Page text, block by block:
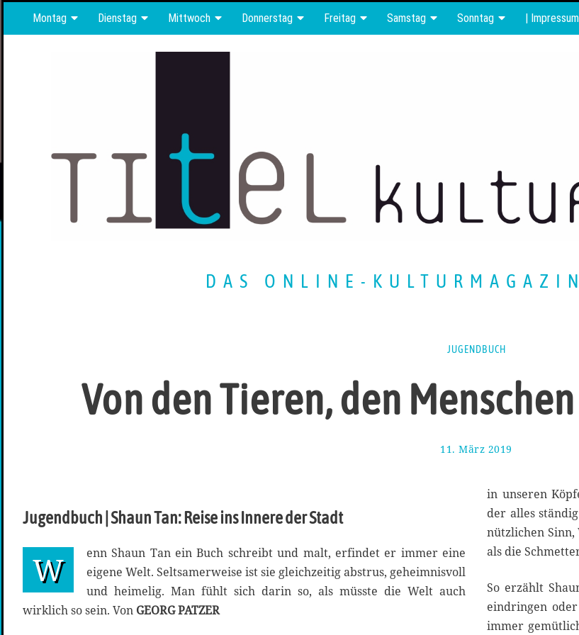
Montag Dienstag Mittwoch Donnerstag Freitag Samstag Sonntag | Impressum
DAS ONLINE-
JUGENDBUCH
Von den Tieren, den
11. März 2019
M
ä
r
z
2
9
Jugendbuch | Shaun Tan: Reise ins Innere der Stadt
W
enn Shaun Tan ein Buch schreibt und malt, erfindet er immer eine
eigene Welt. Seltsamerweise ist sie gleichzeitig abstrus, geheimnisvoll
und heimelig. Man fühlt sich darin so, als müsste die Welt auch
wirklich so sein. Von GEORG PATZER
in unseren
der alles
nützlichen Sinn,
als die
So erzählt
eindringen
immer